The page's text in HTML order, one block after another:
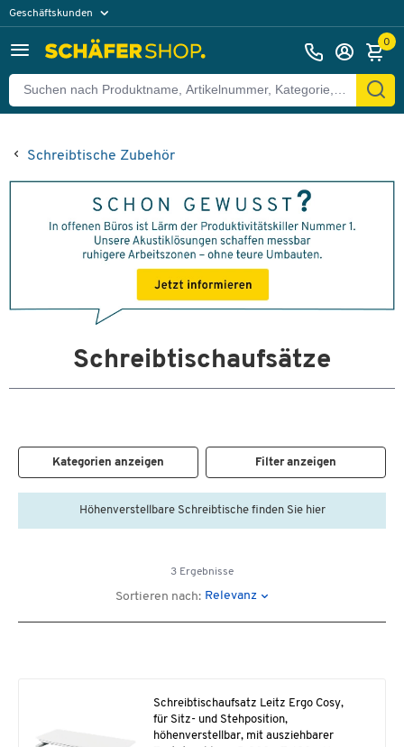
Geschäftskunden
0
Schreibtische Zubehör
Schreibtischaufsätze
Kategorien anzeigen Filter anzeigen
Höhenverstellbare Schreibtische finden Sie hier
3 Ergebnisse
Sortieren nach: Relevanz
Schreibtischaufsatz Leitz Ergo Cosy,
für Sitz- und Stehposition,
höhenverstellbar, mit ausziehbarer